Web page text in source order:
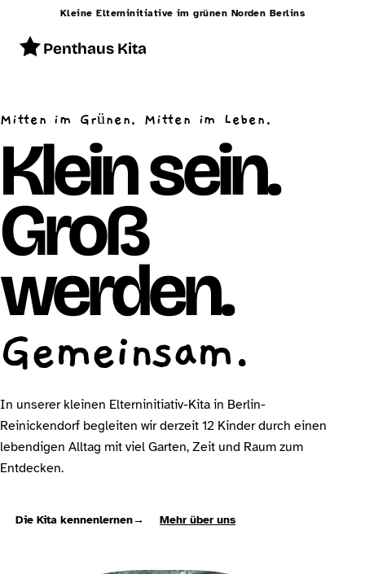
Kleine Elterninitiative im grünen Norden Berlins
Penthaus Kita
Konzept
Betreuung
Alltag
Räumlichkeiten
Essen
Kontakt
Mitten im Grünen. Mitten im Leben.
Klein sein.
Groß
werden.
Gemeinsam.
In unserer kleinen Elterninitiativ-Kita in Berlin-
Reinickendorf begleiten wir derzeit 12 Kinder durch einen
lebendigen Alltag mit viel Garten, Zeit und Raum zum
Entdecken.
Die Kita kennenlernen→ Mehr über uns